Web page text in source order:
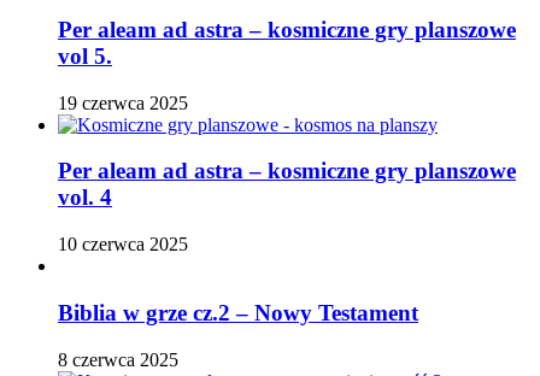
Per aleam ad astra – kosmiczne gry planszowe
vol 5.
19 czerwca 2025
Per aleam ad astra – kosmiczne gry planszowe
vol. 4
10 czerwca 2025
Biblia w grze cz.2 – Nowy Testament
8 czerwca 2025